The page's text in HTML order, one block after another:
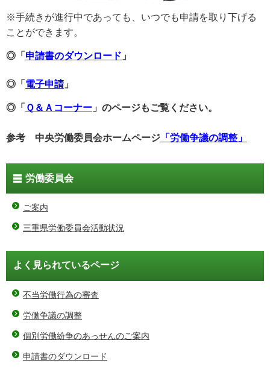
※手続きが進行中であっても、いつでも申請を取り下げる
ことができます。
◎「申請書のダウンロード 」
◎「電子申請」
◎「 Ｑ＆Ａコーナー 」のページもご覧ください。
参考 中央労働委員会ホームページ 「労働争議の調整」
労働委員会
ご案内
三重県労働委員会活動状況
よく見られているページ
不当労働行為の審査
労働争議の調整
個別労働紛争のあっせんのご案内
申請書のダウンロード